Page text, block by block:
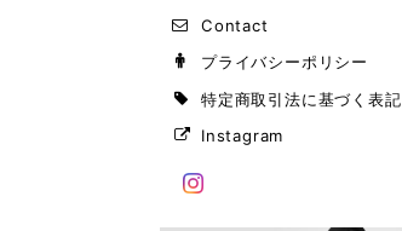
Contact
プライバシーポリシー
特定商取引法に基づく表記
Instagram